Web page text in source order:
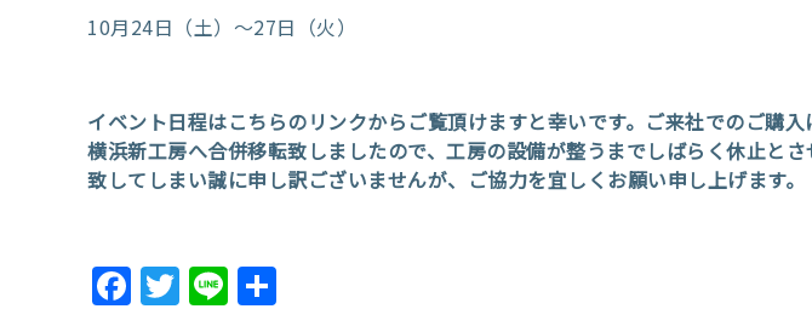
10月24日（土）～27日（火）
イベント日程はこちらのリンクからご覧頂けますと幸いです。ご来社でのご購
横浜新工房へ合併移転致しましたので、工房の設備が整うまでしばらく休止と
致してしまい誠に申し訳ございませんが、ご協力を宜しくお願い申し上げます。
FacebookTwitterLine